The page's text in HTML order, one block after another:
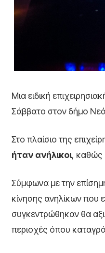
Μια ειδική
Σάββατο στον δήμο
Στο πλαίσιο της
ήταν ανήλικοι, καθώς
Σύμφωνα με την
κίνησης ανηλίκων που
συγκεντρώθηκαν θα
περιοχές όπου